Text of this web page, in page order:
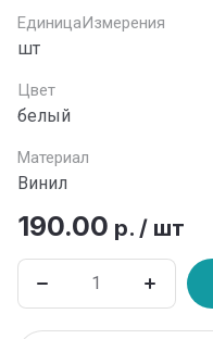
ЕдиницаИзмерения
шт
Цвет
белый
Материал
Винил
190.00 р. / шт